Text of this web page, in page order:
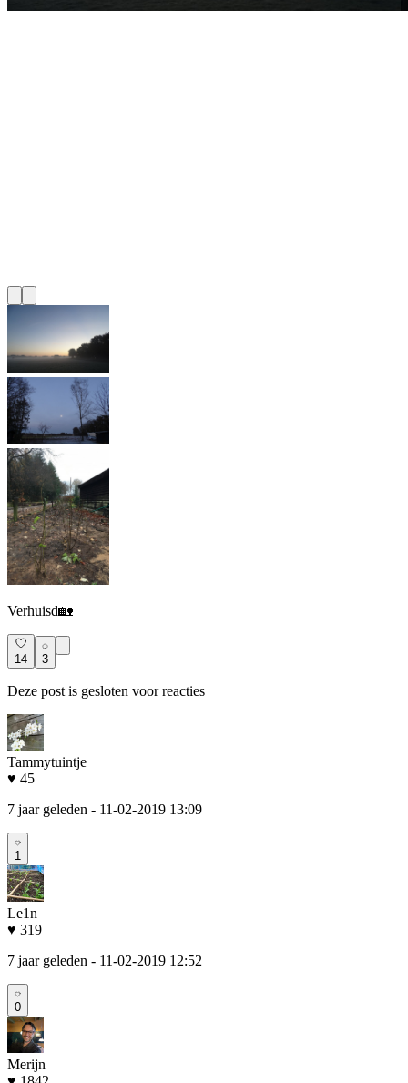
Verhuisd🏡
14 3
Deze post is gesloten voor reacties
Tammytuintje
♥ 45
7 jaar geleden - 11-02-2019 13:09
1
Le1n
♥ 319
7 jaar geleden - 11-02-2019 12:52
0
Merijn